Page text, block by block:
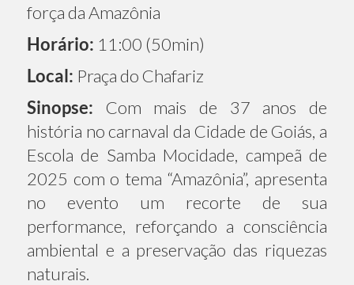
força da Amazônia
Horário: 11:00 (50min)
Local: Praça do Chafariz
Sinopse: Com mais de 37 anos de
história no carnaval da Cidade de Goiás, a
Escola de Samba Mocidade, campeã de
2025 com o tema “Amazônia”, apresenta
no evento um recorte de sua
performance, reforçando a consciência
ambiental e a preservação das riquezas
naturais.